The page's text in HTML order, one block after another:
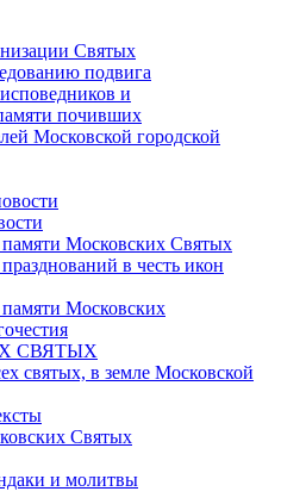
Святых
подвига
и
почивших
Московской городской
Московских Святых
в честь икон
Московских
СВЯТЫХ
святых, в земле Московской
Святых
и молитвы